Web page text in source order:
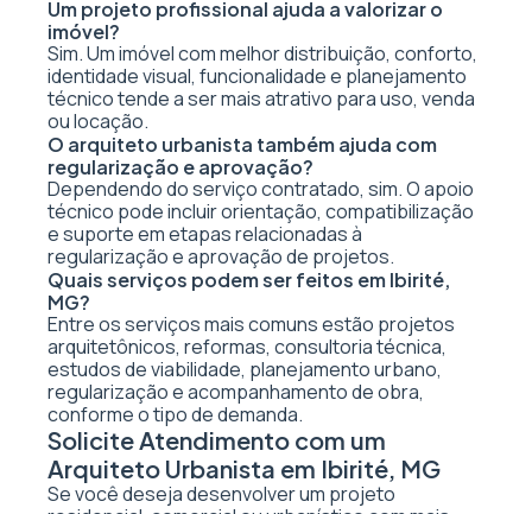
Um projeto profissional ajuda a valorizar o
imóvel?
Sim. Um imóvel com melhor distribuição, conforto,
identidade visual, funcionalidade e planejamento
técnico tende a ser mais atrativo para uso, venda
ou locação.
O arquiteto urbanista também ajuda com
regularização e aprovação?
Dependendo do serviço contratado, sim. O apoio
técnico pode incluir orientação, compatibilização
e suporte em etapas relacionadas à
regularização e aprovação de projetos.
Quais serviços podem ser feitos em Ibirité,
MG?
Entre os serviços mais comuns estão projetos
arquitetônicos, reformas, consultoria técnica,
estudos de viabilidade, planejamento urbano,
regularização e acompanhamento de obra,
conforme o tipo de demanda.
Solicite Atendimento com um
Arquiteto Urbanista em Ibirité, MG
Se você deseja desenvolver um projeto